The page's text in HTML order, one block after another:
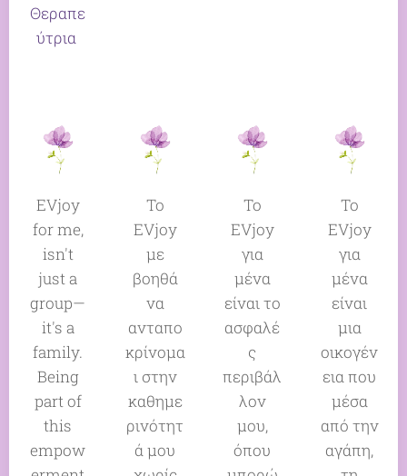
Θεραπε
ύτρια
EVjoy
for me,
isn't
just a
group—
it's a
family.
Being
part of
this
empow
Το
EVjoy
με
βοηθά
να
ανταπο
κρίνομα
ι στην
καθημε
ρινότητ
ά μου
Το
EVjoy
για
μένα
είναι το
ασφαλέ
ς
περιβάλ
λον
μου,
όπου
Το
EVjoy
για
μένα
είναι
μια
οικογέν
εια που
μέσα
από την
αγάπη,